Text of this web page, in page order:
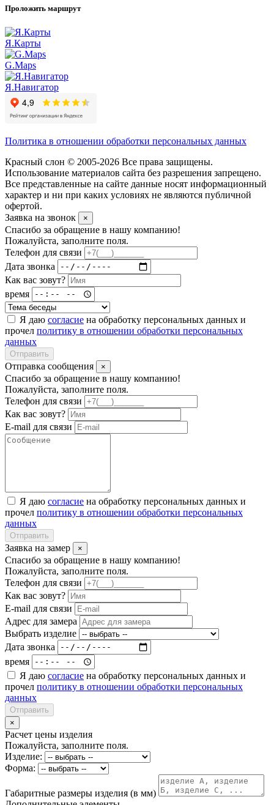
Проложить маршрут
Я.Карты
G.Maps
Я.Навигатор
Политика в отношении обработки персональных данных
Красный слон © 2005-2026 Все права защищены.
Использование материалов сайта без разрешения запрещено.
Все представленные на сайте данные носят информационный
характер и ни при каких условиях не являются публичной
офертой.
Заявка на звонок
×
Спасибо за обращение в нашу компанию!
Пожалуйста, заполните поля.
Телефон для связи
Дата звонка
Как вас зовут?
время
Я даю согласие на обработку персональных данных и
прочел политику в отношении обработки персональных
данных
Отправить
Отправка сообщения ×
Спасибо за обращение в нашу компанию!
Пожалуйста, заполните поля.
Телефон для связи
Как вас зовут?
E-mail для связи
Я даю согласие на обработку персональных данных и
прочел политику в отношении обработки персональных
данных
Отправить
Заявка на замер ×
Спасибо за обращение в нашу компанию!
Пожалуйста, заполните поля.
Телефон для связи
Как вас зовут?
E-mail для связи
Адрес для замера
Выбрать изделие
Дата звонка
время
Я даю согласие на обработку персональных данных и
прочел политику в отношении обработки персональных
данных
Отправить
×
Расчет цены изделия
Пожалуйста, заполните поля.
Изделие:
Форма:
Габаритные размеры изделия (в мм)